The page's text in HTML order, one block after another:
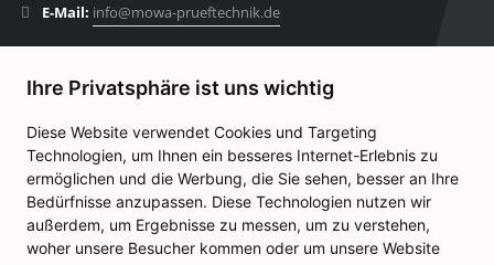
Ihre Privatsphäre ist uns wichtig
Diese Website verwendet Cookies und Targeting
Technologien, um Ihnen ein besseres Internet-Erlebnis zu
ermöglichen und die Werbung, die Sie sehen, besser an Ihre
Bedürfnisse anzupassen. Diese Technologien nutzen wir
außerdem, um Ergebnisse zu messen, um zu verstehen,
woher unsere Besucher kommen oder um unsere Website
E-Mail: info@mowa-prueftechnik.de
NÜTZLICHE LINKS
Kontakt
Datenschutz
Impressum
Cookie-Einstellungen